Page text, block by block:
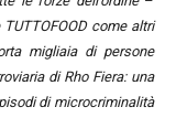
TUTTOFOOD come altri
migliaia di persone
di Rho Fiera: una
di microcriminalità